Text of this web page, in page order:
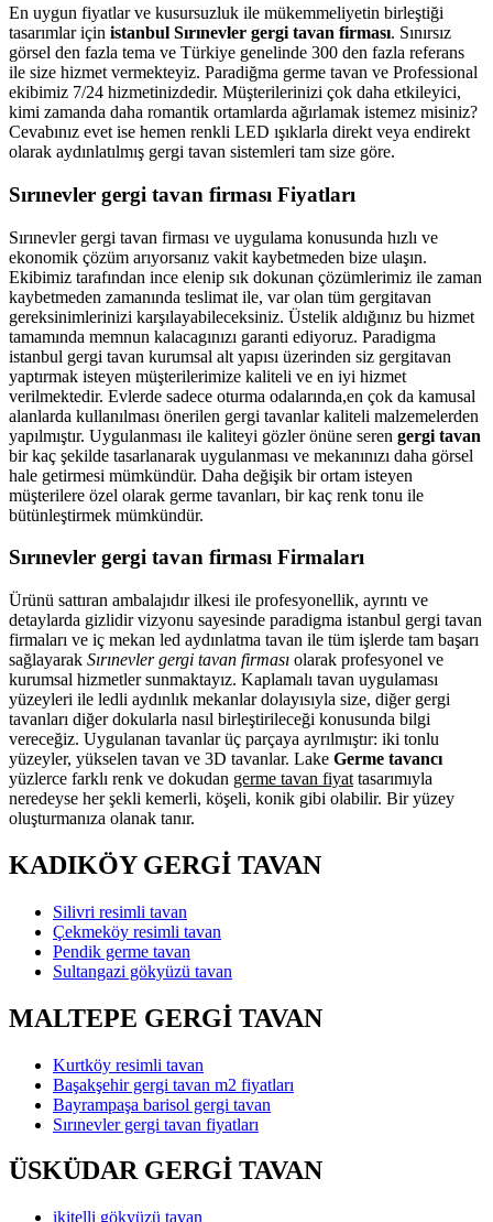
En uygun fiyatlar ve kusursuzluk ile mükemmeliyetin birleştiği
tasarımlar için istanbul Sırınevler gergi tavan firması. Sınırsız
görsel den fazla tema ve Türkiye genelinde 300 den fazla referans
ile size hizmet vermekteyiz. Paradiğma germe tavan ve Professional
ekibimiz 7/24 hizmetinizdedir. Müşterilerinizi çok daha etkileyici,
kimi zamanda daha romantik ortamlarda ağırlamak istemez misiniz?
Cevabınız evet ise hemen renkli LED ışıklarla direkt veya endirekt
olarak aydınlatılmış gergi tavan sistemleri tam size göre.
Sırınevler gergi tavan firması Fiyatları
Sırınevler gergi tavan firması ve uygulama konusunda hızlı ve
ekonomik çözüm arıyorsanız vakit kaybetmeden bize ulaşın.
Ekibimiz tarafından ince elenip sık dokunan çözümlerimiz ile zaman
kaybetmeden zamanında teslimat ile, var olan tüm gergitavan
gereksinimlerinizi karşılayabileceksiniz. Üstelik aldığınız bu hizmet
tamamında memnun kalacagınızı garanti ediyoruz. Paradigma
istanbul gergi tavan kurumsal alt yapısı üzerinden siz gergitavan
yaptırmak isteyen müşterilerimize kaliteli ve en iyi hizmet
verilmektedir. Evlerde sadece oturma odalarında,en çok da kamusal
alanlarda kullanılması önerilen gergi tavanlar kaliteli malzemelerden
yapılmıştır. Uygulanması ile kaliteyi gözler önüne seren gergi tavan
bir kaç şekilde tasarlanarak uygulanması ve mekanınızı daha görsel
hale getirmesi mümkündür. Daha değişik bir ortam isteyen
müşterilere özel olarak germe tavanları, bir kaç renk tonu ile
bütünleştirmek mümkündür.
Sırınevler gergi tavan firması Firmaları
Ürünü sattıran ambalajıdır ilkesi ile profesyonellik, ayrıntı ve
detaylarda gizlidir vizyonu sayesinde paradigma istanbul gergi tavan
firmaları ve iç mekan led aydınlatma tavan ile tüm işlerde tam başarı
sağlayarak Sırınevler gergi tavan firması olarak profesyonel ve
kurumsal hizmetler sunmaktayız. Kaplamalı tavan uygulaması
yüzeyleri ile ledli aydınlık mekanlar dolayısıyla size, diğer gergi
tavanları diğer dokularla nasıl birleştirileceği konusunda bilgi
vereceğiz. Uygulanan tavanlar üç parçaya ayrılmıştır: iki tonlu
yüzeyler, yükselen tavan ve 3D tavanlar. Lake Germe tavancı
yüzlerce farklı renk ve dokudan germe tavan fiyat tasarımıyla
neredeyse her şekli kemerli, köşeli, konik gibi olabilir. Bir yüzey
oluşturmanıza olanak tanır.
KADIKÖY GERGİ TAVAN
Silivri resimli tavan
Çekmeköy resimli tavan
Pendik germe tavan
Sultangazi gökyüzü tavan
MALTEPE GERGİ TAVAN
Kurtköy resimli tavan
Başakşehir gergi tavan m2 fiyatları
Bayrampaşa barisol gergi tavan
Sırınevler gergi tavan fiyatları
ÜSKÜDAR GERGİ TAVAN
ikitelli gökyüzü tavan